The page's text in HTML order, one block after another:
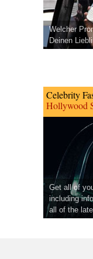
Welcher
Deinen
Celebrity
Hollywood
Get all of
including
all of the